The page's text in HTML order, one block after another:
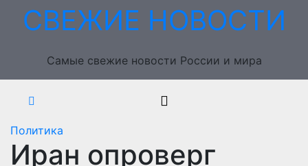
ПерейтиСВЕЖИЕ НОВОСТИ
Самые свежие новости России и мира
Политика
Иран опроверг